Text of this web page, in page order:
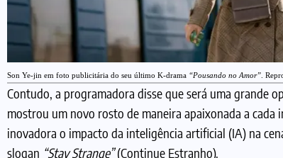
Son Ye-jin em foto publicitária do seu último K-drama “Pousando no Amor” .
Contudo, a programadora disse que será uma grande
mostrou um novo rosto de maneira apaixonada a
inovadora o impacto da inteligência artificial (IA) na
slogan “Stay Strange”(Continue Estranho).